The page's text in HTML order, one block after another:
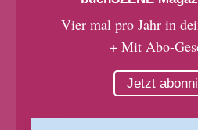
Vier mal pro Jahr in
+ Mit Abo-
Jetzt